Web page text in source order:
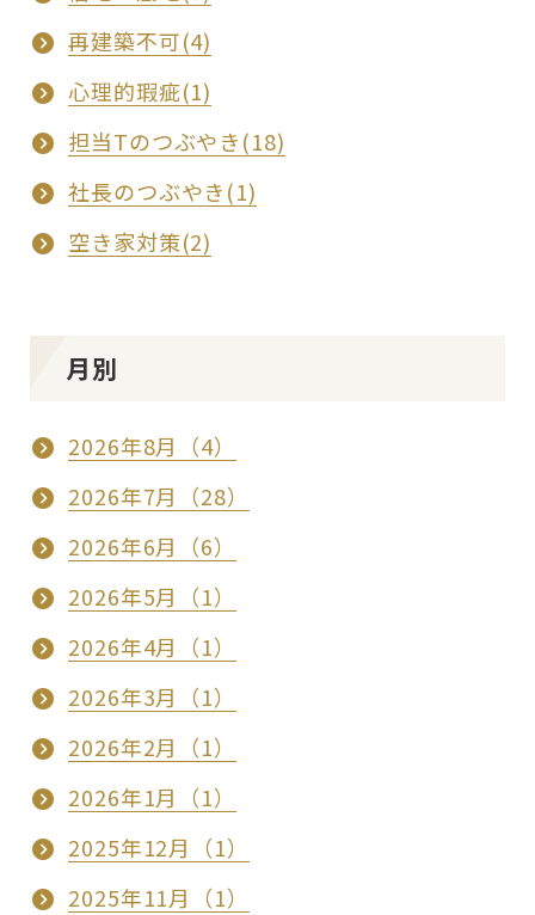
再建築不可(4)
心理的瑕疵(1)
担当Tのつぶやき(18)
社長のつぶやき(1)
空き家対策(2)
月別
2026年8月（4）
2026年7月（28）
2026年6月（6）
2026年5月（1）
2026年4月（1）
2026年3月（1）
2026年2月（1）
2026年1月（1）
2025年12月（1）
2025年11月（1）